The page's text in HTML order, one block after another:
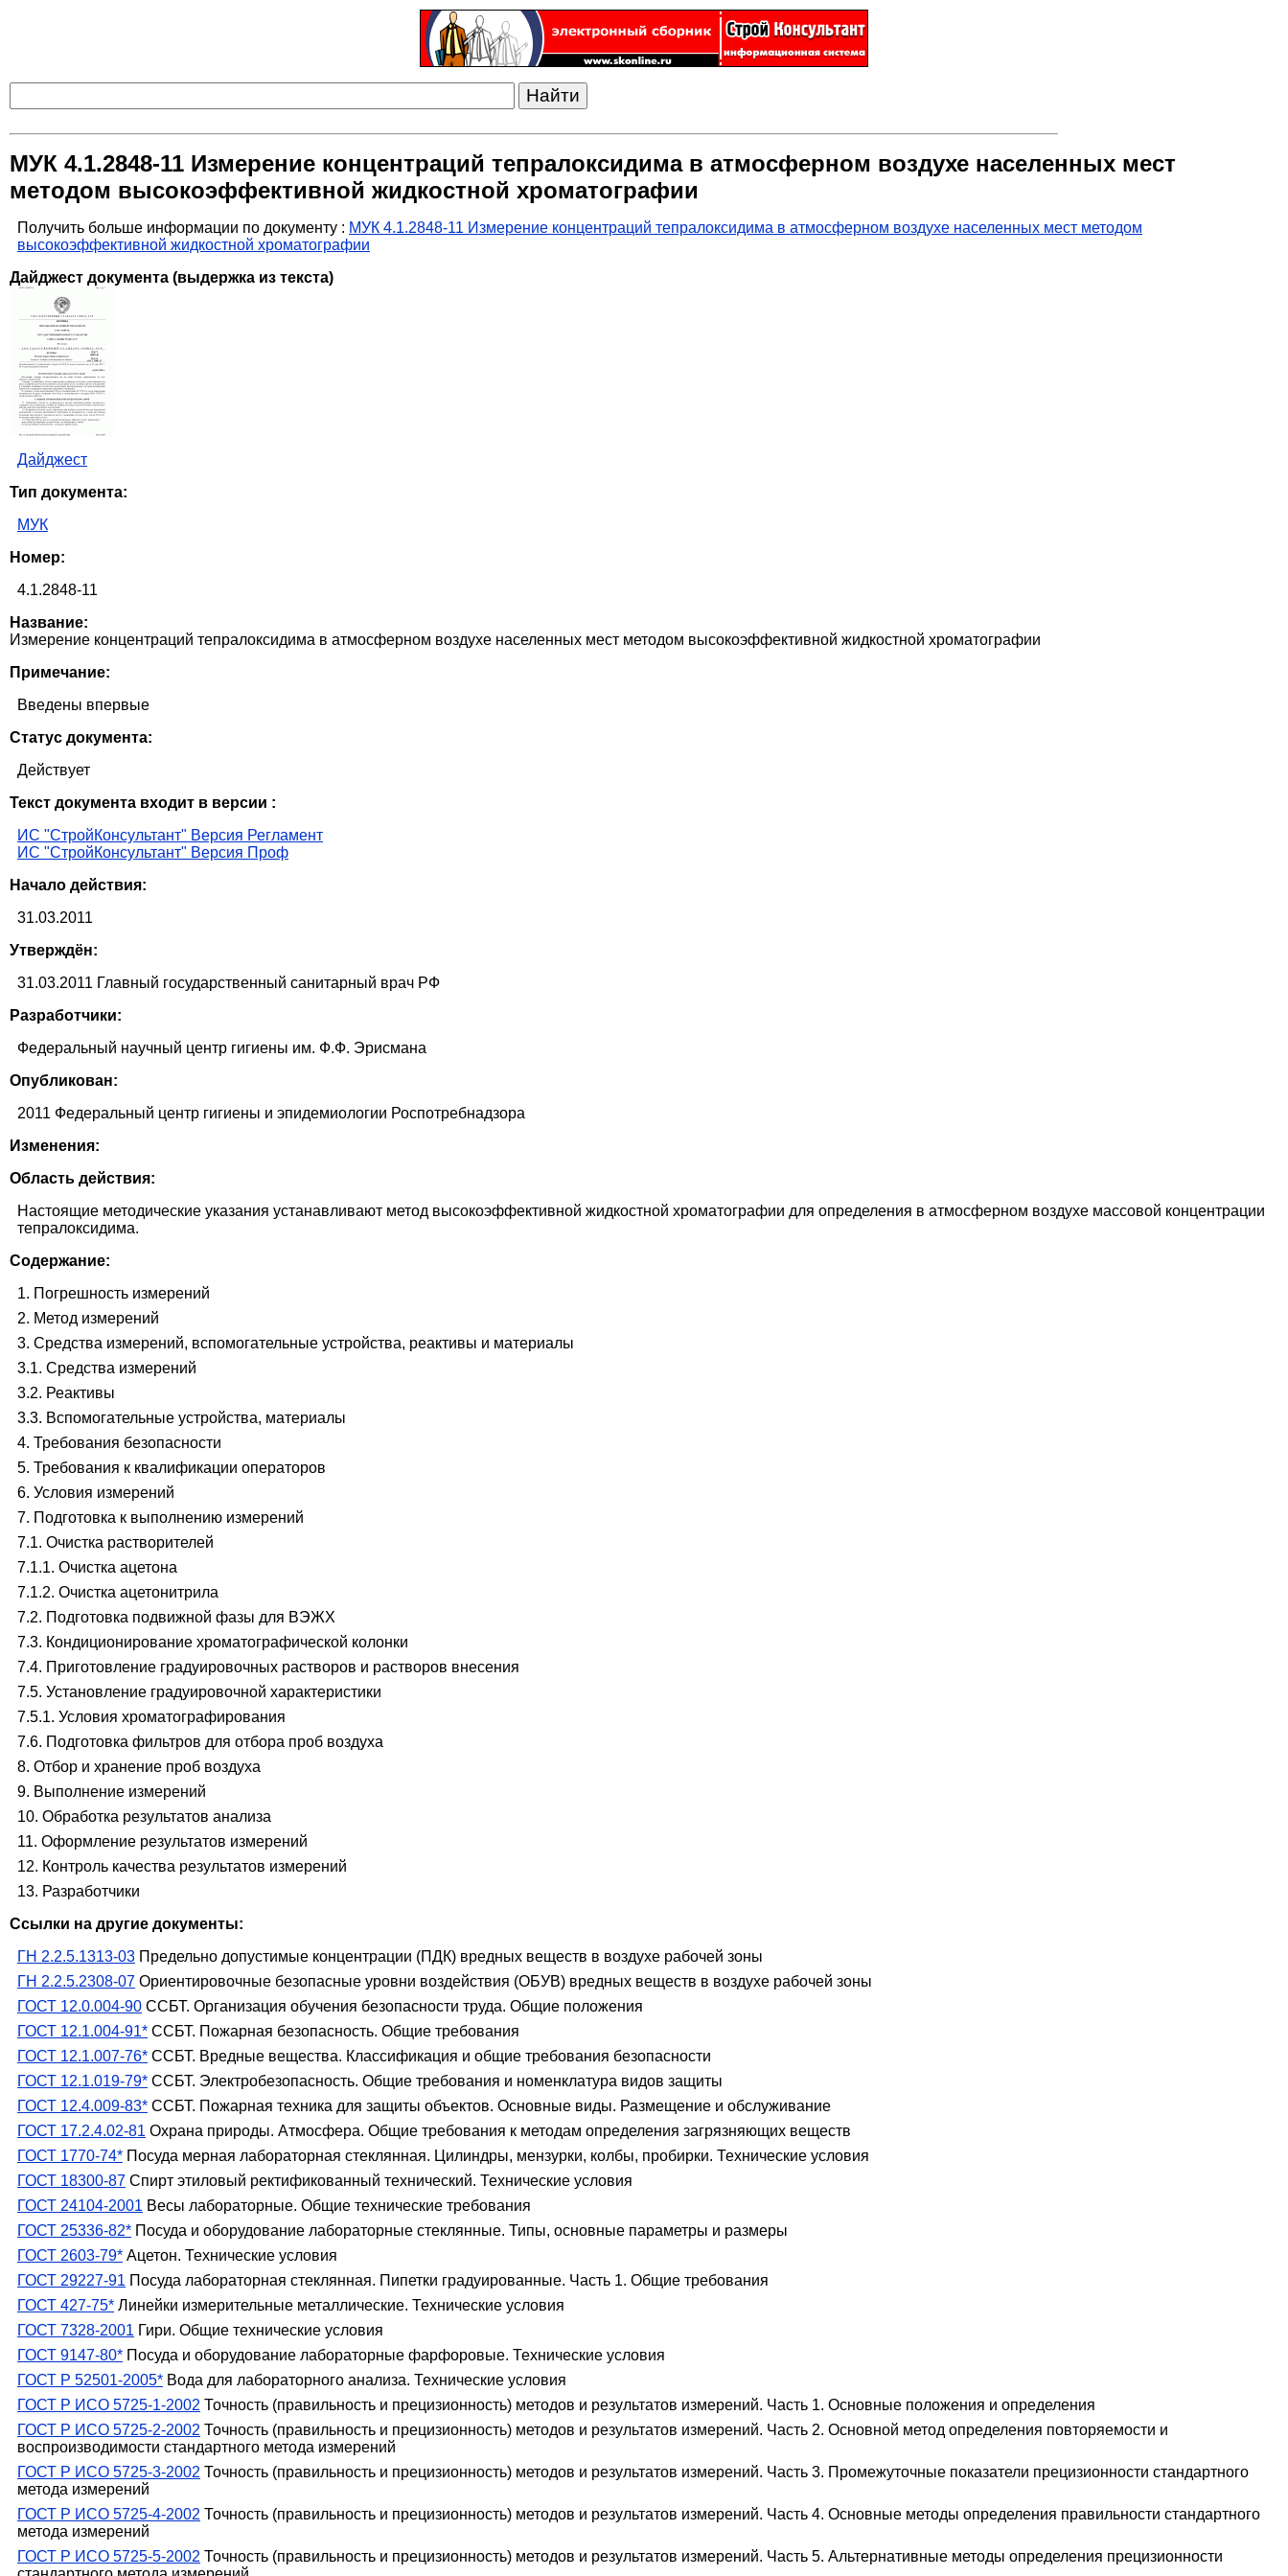
МУК 4.1.2848-11 Измерение концентраций тепралоксидима в атмосферном воздухе населенных мест
методом высокоэффективной жидкостной хроматографии
Получить больше информации по документу : МУК 4.1.2848-11 Измерение концентраций тепралоксидима в атмосферном воздухе населенных мест методом
высокоэффективной жидкостной хроматографии
Дайджест документа (выдержка из текста)
Дайджест
Тип документа:
МУК
Номер:
4.1.2848-11
Название:
Измерение концентраций тепралоксидима в атмосферном воздухе населенных мест методом высокоэффективной жидкостной хроматографии
Примечание:
Введены впервые
Статус документа:
Действует
Текст документа входит в версии :
ИС "СтройКонсультант" Версия Регламент
ИС "СтройКонсультант" Версия Проф
Начало действия:
31.03.2011
Утверждён:
31.03.2011 Главный государственный санитарный врач РФ
Разработчики:
Федеральный научный центр гигиены им. Ф.Ф. Эрисмана
Опубликован:
2011 Федеральный центр гигиены и эпидемиологии Роспотребнадзора
Изменения:
Область действия:
Настоящие методические указания устанавливают метод высокоэффективной жидкостной хроматографии для определения в атмосферном воздухе массовой концентрации
тепралоксидима.
Содержание:
1. Погрешность измерений
2. Метод измерений
3. Средства измерений, вспомогательные устройства, реактивы и материалы
3.1. Средства измерений
3.2. Реактивы
3.3. Вспомогательные устройства, материалы
4. Требования безопасности
5. Требования к квалификации операторов
6. Условия измерений
7. Подготовка к выполнению измерений
7.1. Очистка растворителей
7.1.1. Очистка ацетона
7.1.2. Очистка ацетонитрила
7.2. Подготовка подвижной фазы для ВЭЖХ
7.3. Кондиционирование хроматографической колонки
7.4. Приготовление градуировочных растворов и растворов внесения
7.5. Установление градуировочной характеристики
7.5.1. Условия хроматографирования
7.6. Подготовка фильтров для отбора проб воздуха
8. Отбор и хранение проб воздуха
9. Выполнение измерений
10. Обработка результатов анализа
11. Оформление результатов измерений
12. Контроль качества результатов измерений
13. Разработчики
Ссылки на другие документы:
ГН 2.2.5.1313-03 Предельно допустимые концентрации (ПДК) вредных веществ в воздухе рабочей зоны
ГН 2.2.5.2308-07 Ориентировочные безопасные уровни воздействия (ОБУВ) вредных веществ в воздухе рабочей зоны
ГОСТ 12.0.004-90 ССБТ. Организация обучения безопасности труда. Общие положения
ГОСТ 12.1.004-91* ССБТ. Пожарная безопасность. Общие требования
ГОСТ 12.1.007-76* ССБТ. Вредные вещества. Классификация и общие требования безопасности
ГОСТ 12.1.019-79* ССБТ. Электробезопасность. Общие требования и номенклатура видов защиты
ГОСТ 12.4.009-83* ССБТ. Пожарная техника для защиты объектов. Основные виды. Размещение и обслуживание
ГОСТ 17.2.4.02-81 Охрана природы. Атмосфера. Общие требования к методам определения загрязняющих веществ
ГОСТ 1770-74* Посуда мерная лабораторная стеклянная. Цилиндры, мензурки, колбы, пробирки. Технические условия
ГОСТ 18300-87 Спирт этиловый ректификованный технический. Технические условия
ГОСТ 24104-2001 Весы лабораторные. Общие технические требования
ГОСТ 25336-82* Посуда и оборудование лабораторные стеклянные. Типы, основные параметры и размеры
ГОСТ 2603-79* Ацетон. Технические условия
ГОСТ 29227-91 Посуда лабораторная стеклянная. Пипетки градуированные. Часть 1. Общие требования
ГОСТ 427-75* Линейки измерительные металлические. Технические условия
ГОСТ 7328-2001 Гири. Общие технические условия
ГОСТ 9147-80* Посуда и оборудование лабораторные фарфоровые. Технические условия
ГОСТ Р 52501-2005* Вода для лабораторного анализа. Технические условия
ГОСТ Р ИСО 5725-1-2002 Точность (правильность и прецизионность) методов и результатов измерений. Часть 1. Основные положения и определения
ГОСТ Р ИСО 5725-2-2002 Точность (правильность и прецизионность) методов и результатов измерений. Часть 2. Основной метод определения повторяемости и
воспроизводимости стандартного метода измерений
ГОСТ Р ИСО 5725-3-2002 Точность (правильность и прецизионность) методов и результатов измерений. Часть 3. Промежуточные показатели прецизионности стандартного
метода измерений
ГОСТ Р ИСО 5725-4-2002 Точность (правильность и прецизионность) методов и результатов измерений. Часть 4. Основные методы определения правильности стандартного
метода измерений
ГОСТ Р ИСО 5725-5-2002 Точность (правильность и прецизионность) методов и результатов измерений. Часть 5. Альтернативные методы определения прецизионности